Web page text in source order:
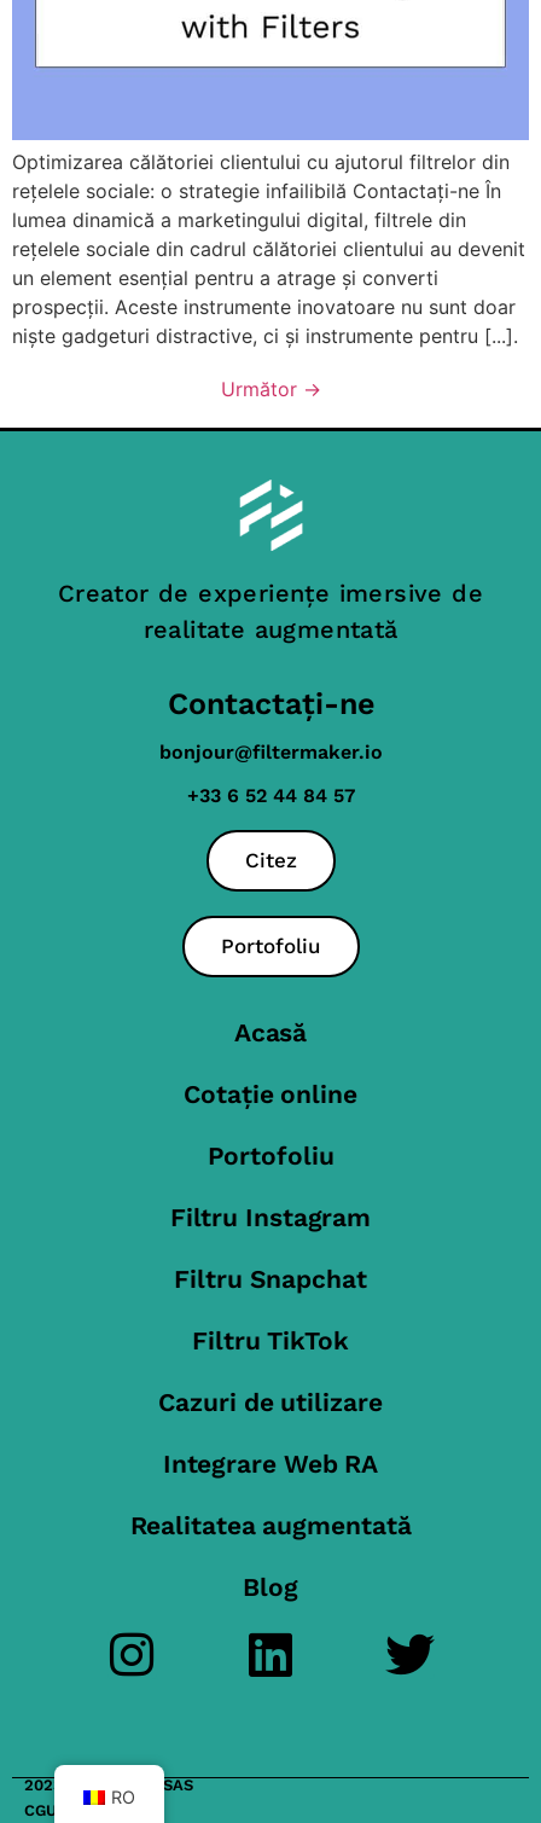
Optimizarea călătoriei clientului cu ajutorul filtrelor din
rețelele sociale: o strategie infailibilă Contactați-ne În
lumea dinamică a marketingului digital, filtrele din
rețelele sociale din cadrul călătoriei clientului au devenit
un element esențial pentru a atrage și converti
prospecții. Aceste instrumente inovatoare nu sunt doar
niște gadgeturi distractive, ci și instrumente pentru [...].
Următor →
Creator de experiențe imersive de
realitate augmentată
Contactați-ne
bonjour@filtermaker.io
+33 6 52 44 84 57
Citez
Portofoliu
Acasă
Cotație online
Portofoliu
Filtru Instagram
Filtru Snapchat
Filtru TikTok
Cazuri de utilizare
Integrare Web RA
Realitatea augmentată
Blog
2023 FilterMaker SAS
CGU
RO